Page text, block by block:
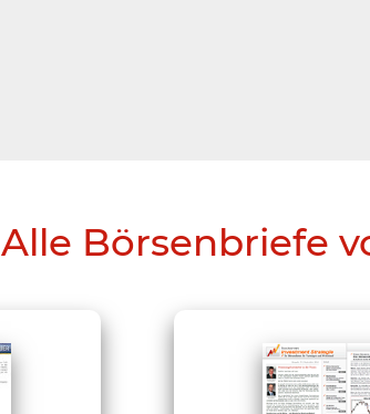
Alle Börsenbriefe